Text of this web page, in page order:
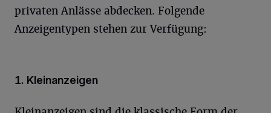
privaten Anlässe abdecken. Folgende
Anzeigentypen stehen zur Verfügung:
1. Kleinanzeigen